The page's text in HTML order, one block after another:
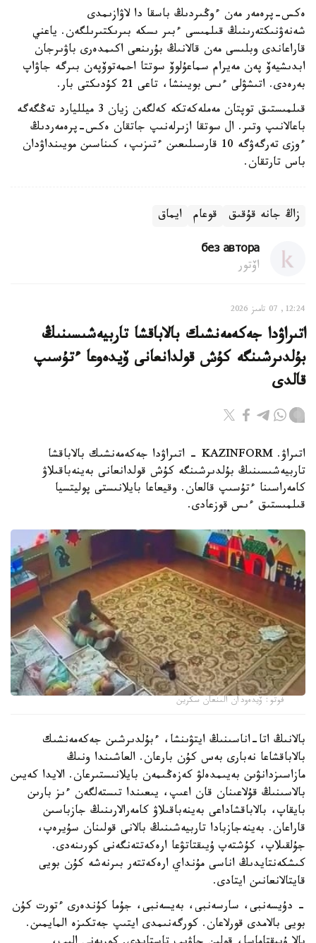
ەكس-پرەمەر مەن ءوڭىردىڭ باسقا دا لاۋازىمدى
شەنەۋنىكتەرىنىڭ قىلمىسى ءبىر ىسكە بىرىكتىرىلگەن. ياعني
قاراعاندى وبلىسى مەن قالانىڭ بۇرىنعى اكىمدەرى باۋىرجان
ابدىشيەۆ پەن مەيرام سماعۇلوۆ سوتتا احمەتوۆپەن بىرگە جاۋاپ
بەرەدى. اتىشۋلى ءىس بويىنشا، تاعى 21 كۇدىكتى بار.
قىلمىستىق توپتان مەملەكەتكە كەلگەن زيان 3 ميلليارد تەڭگەگە
باعالانىپ وتىر. ال سوتقا ازىرلەنىپ جاتقان ەكس-پرەمەردىڭ
ءوزى تەرگەۋگە 10 قارسىلىعىن ءتىزىپ، كىناسىن مويىنداۋدان
باس تارتقان.
زاڭ جانە قۇقىق قوعام ايماق
без автора
اۆتور
12:24, 07 تامىز 2026
اتىراۋدا جەكەمەنشىك بالاباقشا تاربيەشىسىنىڭ
بۇلدىرشىنگە كۇش قولدانعانى ۆيدەوعا ءتۇسىپ
قالدى
اتىراۋ. KAZINFORM - اتىراۋدا جەكەمەنشىك بالاباقشا
تاربيەشىسىنىڭ بۇلدىرشىنگە كۇش قولدانعانى بەينەباقىلاۋ
كامەراسىنا ءتۇسىپ قالعان. وقيعاعا بايلانىستى پوليتسيا
قىلمىستىق ءىس قوزعادى.
فوتو: ۆيدەودان الىنعان سكرين
بالانىڭ اتا-اناسىنىڭ ايتۋىنشا، ءبۇلدىرشىن جەكەمەنشىك
بالاباقشاعا نەبارى بەس كۇن بارعان. العاشىندا ونىڭ
مازاسىزدانۋىن بەيىمدەلۋ كەزەڭىمەن بايلانىستىرعان. الايدا كەيىن
بالاسىنىڭ قۇلاعىنان قان اعىپ، يىعىندا تىستەلگەن ءىز بارىن
بايقاپ، بالاباقشاداعى بەينەباقىلاۋ كامەرالارىنىڭ جازباسىن
قاراعان. بەينەجازبادا تاربيەشىنىڭ بالانى قولىنان سۇيرەپ،
جۇلقىلاپ، كۇشتەپ ۇيىقتاتۋعا ارەكەتتەنگەنى كورىنەدى.
كىشكەنتايدىڭ اناسى مۇنداي ارەكەتتەر بىرنەشە كۇن بويى
قايتالانعانىن ايتادى.
- دۇيسەنبى، سارسەنبى، بەيسەنبى، جۇما كۇندەرى ءتورت كۇن
بويى بالامدى قورلاعان. كورگەنىمدى ايتىپ جەتكىزە المايمىن.